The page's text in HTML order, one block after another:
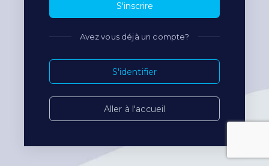
S'inscrire
Avez vous déjà un compte?
S'identifier
Aller à l'accueil